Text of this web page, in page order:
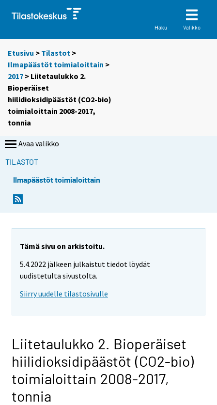
Haku Valikko
Etusivu > Tilastot >
Ilmapäästöt toimialoittain >
2017 > Liitetaulukko 2.
Bioperäiset
hiilidioksidipäästöt (CO2-bio)
toimialoittain 2008-2017,
tonnia
Avaa valikko
TILASTOT
Ilmapäästöt toimialoittain
Tämä sivu on arkistoitu.
5.4.2022 jälkeen julkaistut tiedot löydät
uudistetulta sivustolta.
Siirry uudelle tilastosivulle
Liitetaulukko 2. Bioperäiset
hiilidioksidipäästöt (CO2-bio)
toimialoittain 2008-2017,
tonnia